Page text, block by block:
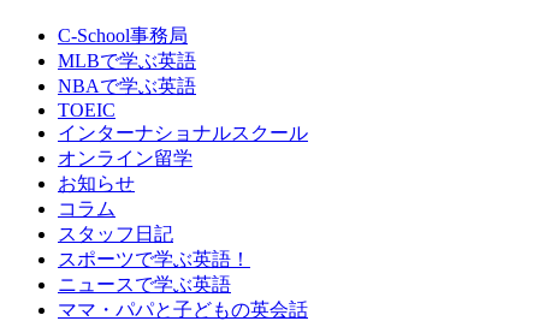
C-School事務局
MLBで学ぶ英語
NBAで学ぶ英語
TOEIC
インターナショナルスクール
オンライン留学
お知らせ
コラム
スタッフ日記
スポーツで学ぶ英語！
ニュースで学ぶ英語
ママ・パパと子どもの英会話